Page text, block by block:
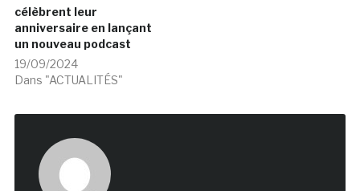
célèbrent leur
anniversaire en lançant
un nouveau podcast
19/09/2024
Dans "ACTUALITÉS"